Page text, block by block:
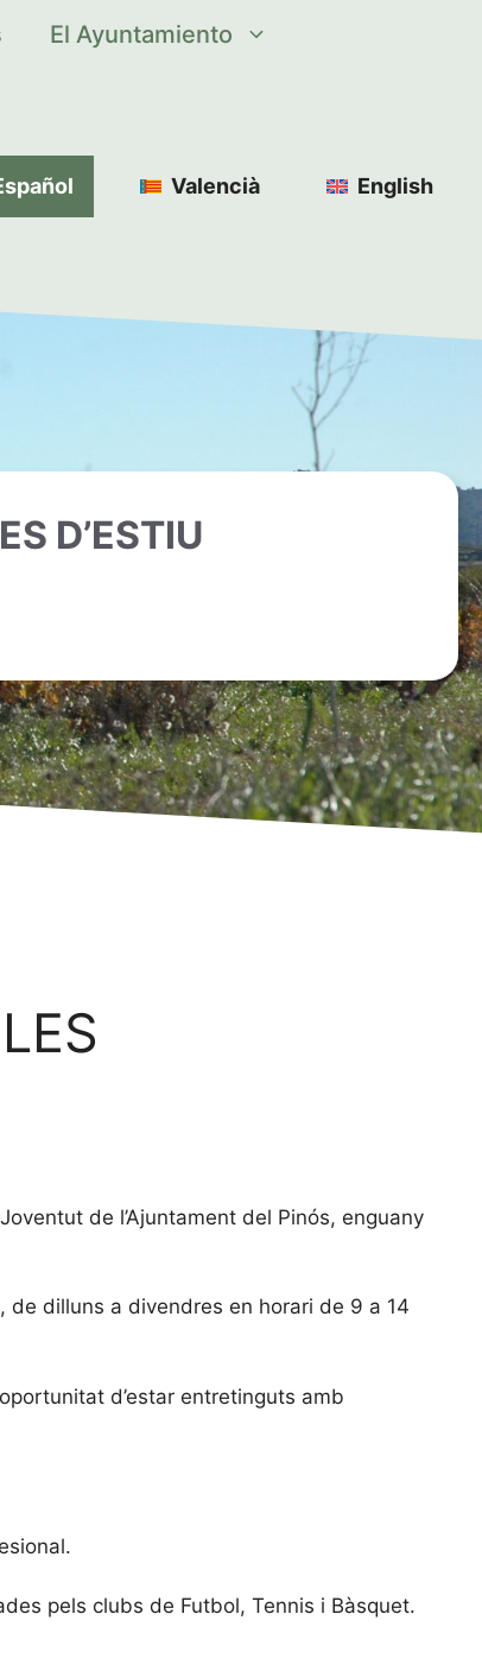
El Ayuntamiento
Valencià English
D’ESTIU
de l’Ajuntament del Pinós, enguany
de dilluns a divendres en horari de 9 a 14
d’estar entretinguts amb
pels clubs de Futbol, Tennis i Bàsquet.